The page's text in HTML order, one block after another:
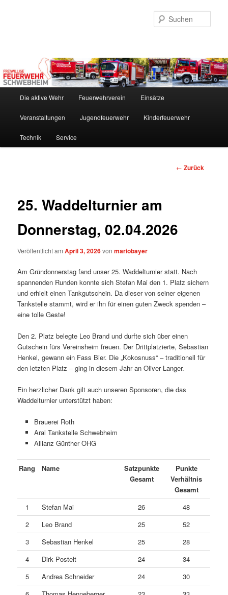
Die aktive Wehr Feuerwehrverein Einsätze
Veranstaltungen Jugendfeuerwehr Kinderfeuerwehr
Technik Service
Beitrags-
← Zurück
25. Waddelturnier am
Donnerstag, 02.04.2026
Veröffentlicht amApril 3, 2026vonmariobayer
Am Gründonnerstag fand unser 25. Waddelturnier statt. Nach
spannenden Runden konnte sich Stefan Mai den 1. Platz sichern
und erhielt einen Tankgutschein. Da dieser von seiner eigenen
Tankstelle stammt, wird er ihn für einen guten Zweck spenden –
eine tolle Geste!
Den 2. Platz belegte Leo Brand und durfte sich über einen
Gutschein fürs Vereinsheim freuen. Der Drittplatzierte, Sebastian
Henkel, gewann ein Fass Bier. Die „Kokosnuss“ – traditionell für
den letzten Platz – ging in diesem Jahr an Oliver Langer.
Ein herzlicher Dank gilt auch unseren Sponsoren, die das
Waddelturnier unterstützt haben:
Brauerei Roth
Aral Tankstelle Schwebheim
Allianz Günther OHG
Rang Name
Satzpunkte
Gesamt
Punkte
Verhältnis
Gesamt
1
Stefan Mai 26
48
2
Leo Brand 25
52
3
Sebastian Henkel 25
28
4
Dirk Postelt 24
34
5
Andrea Schneider 24
30